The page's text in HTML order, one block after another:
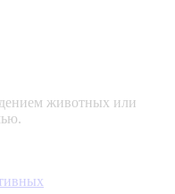
животных или